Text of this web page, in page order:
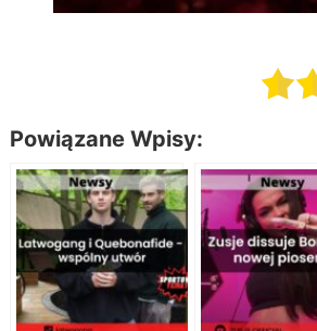
Powiązane Wpisy: